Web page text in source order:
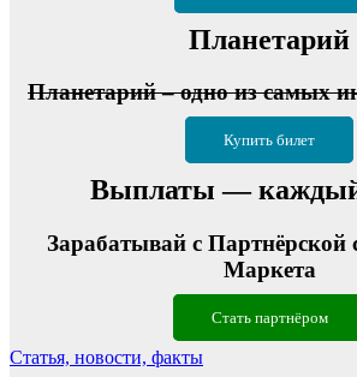
Планетарий
Планетарий – одно из самых
Купить билет
Выплаты —
Зарабатывай с Партнёрской
Маркета
Стать партнёром
Статья, новости, факты